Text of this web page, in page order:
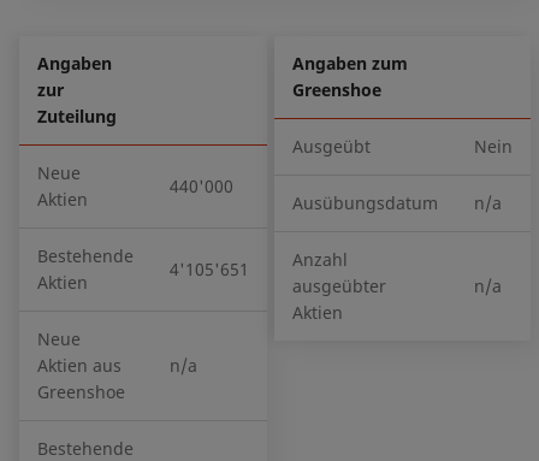
Angaben
zur
Zuteilung
Neue
Aktien
440'000
Bestehende
Aktien
4'105'651
Neue
Aktien aus
Greenshoe
n/a
Bestehende
Angaben zum
Greenshoe
Ausgeübt Nein
Ausübungsdatum n/a
Anzahl
ausgeübter
Aktien
n/a